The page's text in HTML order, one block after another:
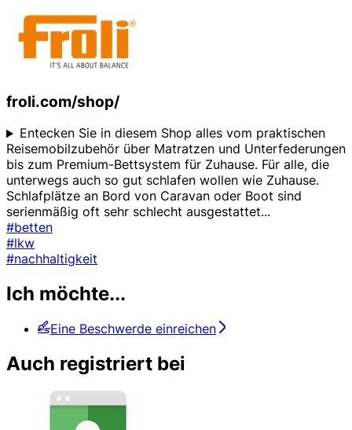
froli.com/shop/
Entecken Sie in diesem Shop alles vom praktischen
Reisemobilzubehör über Matratzen und Unterfederungen
bis zum Premium-Bettsystem für Zuhause. Für alle, die
unterwegs auch so gut schlafen wollen wie Zuhause.
Schlafplätze an Bord von Caravan oder Boot sind
serienmäßig oft sehr schlecht ausgestattet...
#betten
#lkw
#nachhaltigkeit
Ich möchte...
Eine Beschwerde einreichen
Auch registriert bei